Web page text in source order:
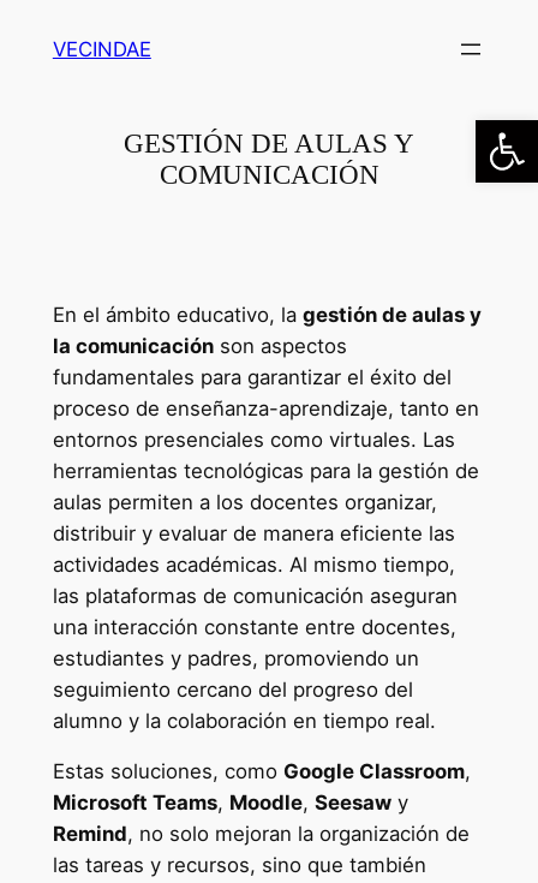
VECINDAE
GESTIÓN DE AULAS Y
COMUNICACIÓN
En el ámbito educativo, la gestión de aulas y
la comunicaciónson aspectos
fundamentales para garantizar el éxito del
proceso de enseñanza-aprendizaje, tanto en
entornos presenciales como virtuales. Las
herramientas tecnológicas para la gestión de
aulas permiten a los docentes organizar,
distribuir y evaluar de manera eficiente las
actividades académicas. Al mismo tiempo,
las plataformas de comunicación aseguran
una interacción constante entre docentes,
estudiantes y padres, promoviendo un
seguimiento cercano del progreso del
alumno y la colaboración en tiempo real.
Estas soluciones, como Google Classroom,
Microsoft Teams, Moodle, Seesawy
Remind, no solo mejoran la organización de
las tareas y recursos, sino que también
Abrir